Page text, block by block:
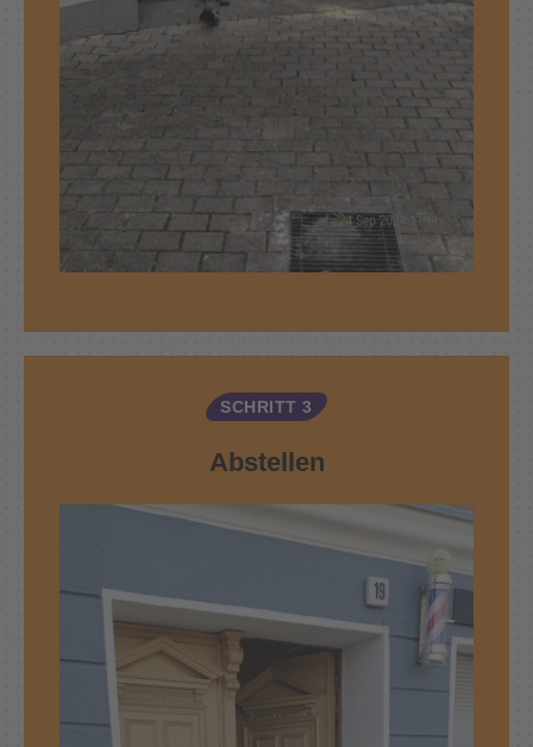
SCHRITT 3
Abstellen